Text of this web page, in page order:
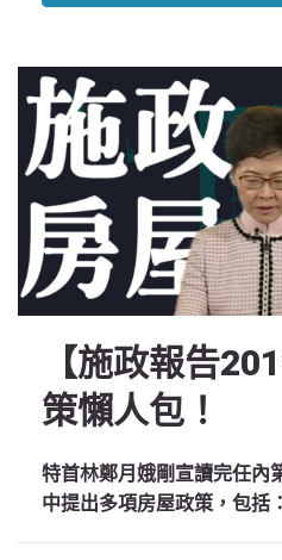
【施政報告
策懶人包！
特首林鄭月娥剛宣讀完任內
中提出多項房屋政策，包括：